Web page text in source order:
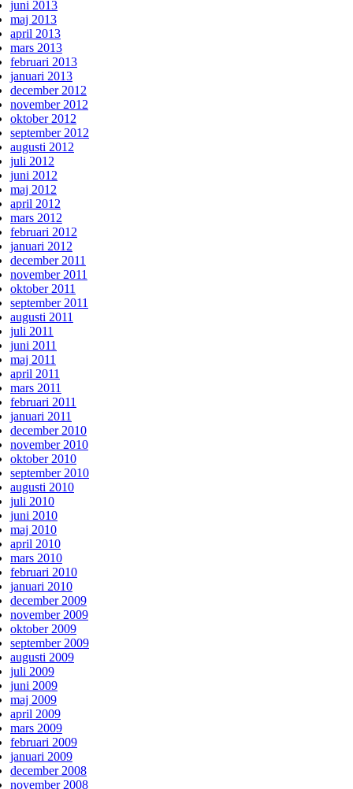
juni 2013
maj 2013
april 2013
mars 2013
februari 2013
januari 2013
december 2012
november 2012
oktober 2012
september 2012
augusti 2012
juli 2012
juni 2012
maj 2012
april 2012
mars 2012
februari 2012
januari 2012
december 2011
november 2011
oktober 2011
september 2011
augusti 2011
juli 2011
juni 2011
maj 2011
april 2011
mars 2011
februari 2011
januari 2011
december 2010
november 2010
oktober 2010
september 2010
augusti 2010
juli 2010
juni 2010
maj 2010
april 2010
mars 2010
februari 2010
januari 2010
december 2009
november 2009
oktober 2009
september 2009
augusti 2009
juli 2009
juni 2009
maj 2009
april 2009
mars 2009
februari 2009
januari 2009
december 2008
november 2008